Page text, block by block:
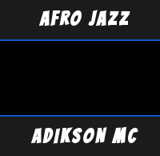
AFRO JAZZ
ADIKSON MC